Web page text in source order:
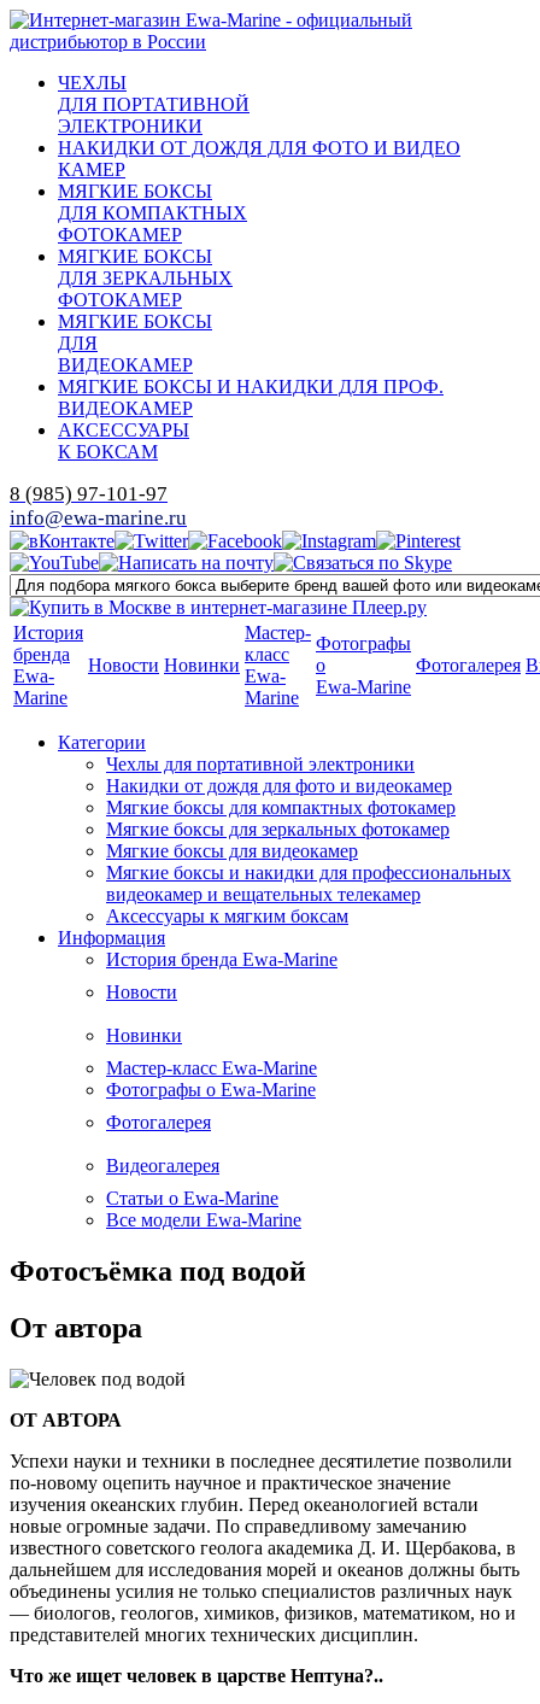
ЧЕХЛЫ
ДЛЯ ПОРТАТИВНОЙ
ЭЛЕКТРОНИКИ
НАКИДКИ ОТ ДОЖДЯ ДЛЯ ФОТО И ВИДЕО
КАМЕР
МЯГКИЕ БОКСЫ
ДЛЯ КОМПАКТНЫХ
ФОТОКАМЕР
МЯГКИЕ БОКСЫ
ДЛЯ ЗЕРКАЛЬНЫХ
ФОТОКАМЕР
МЯГКИЕ БОКСЫ
ДЛЯ
ВИДЕОКАМЕР
МЯГКИЕ БОКСЫ И НАКИДКИ ДЛЯ ПРОФ.
ВИДЕОКАМЕР
АКСЕССУАРЫ
К БОКСАМ
8 (985) 97-101-97
info@ewa-marine.ru
История
бренда
Ewa-
Marine
Новости Новинки
Мастер-
класс
Ewa-
Marine
Фотографы
о
Ewa-Marine
Фотогалерея
Категории
Чехлы для портативной электроники
Накидки от дождя для фото и видеокамер
Мягкие боксы для компактных фотокамер
Мягкие боксы для зеркальных фотокамер
Мягкие боксы для видеокамер
Мягкие боксы и накидки для профессиональных
видеокамер и вещательных телекамер
Аксессуары к мягким боксам
Информация
История бренда Ewa-Marine
Новости
Новинки
Мастер-класс Ewa-Marine
Фотографы о Ewa-Marine
Фотогалерея
Видеогалерея
Статьи о Ewa-Marine
Все модели Ewa-Marine
Фотосъёмка под водой
От автора
ОТ АВТОРА
Успехи науки и техники в последнее десятилетие позволили
по-новому оцепить научное и практическое значение
изучения океанских глубин. Перед океанологией встали
новые огромные задачи. По справедливому замечанию
известного советского геолога академика Д. И. Щербакова, в
дальнейшем для исследования морей и океанов должны быть
объединены усилия не только специалистов различных наук
— биологов, геологов, химиков, физиков, математиком, но и
представителей многих технических дисциплин.
Что же ищет человек в царстве Нептуна?..